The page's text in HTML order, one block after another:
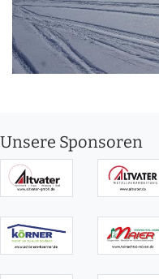
Unsere Sponsoren